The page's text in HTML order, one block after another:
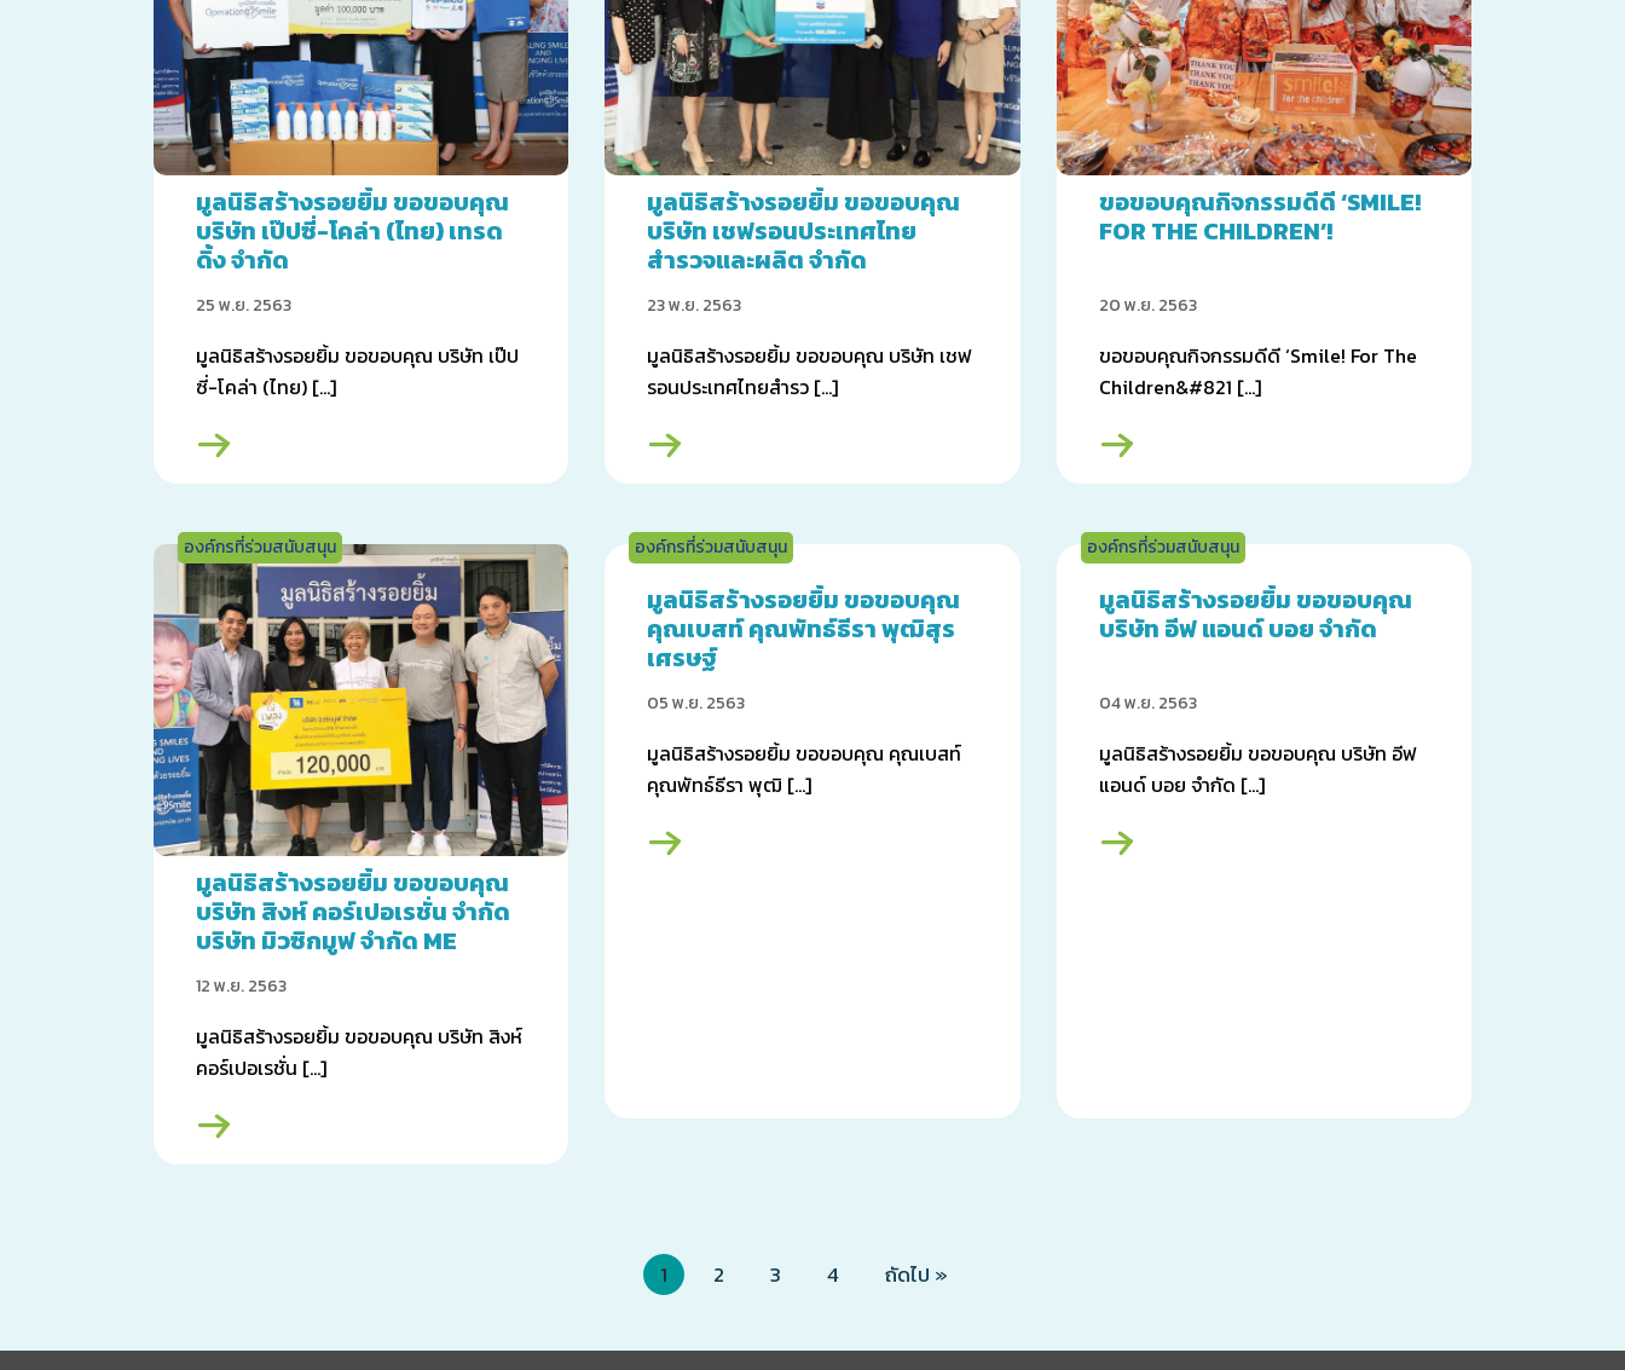
มูลนิธิสร้างรอยยิ้ม ขอขอบคุณ
บริษัท เป๊ปซี่-โคล่า (ไทย) เทรด
ดิ้ง จำกัด
25 พ.ย. 2563
มูลนิธิสร้างรอยยิ้ม ขอขอบคุณ บริษัท เป๊ป
ซี่-โคล่า (ไทย) […]
มูลนิธิสร้างรอยยิ้ม ขอขอบคุณ
บริษัท เชฟรอนประเทศไทย
สำรวจและผลิต จำกัด
23 พ.ย. 2563
มูลนิธิสร้างรอยยิ้ม ขอขอบคุณ บริษัท เชฟ
รอนประเทศไทยสำรว […]
ขอขอบคุณกิจกรรมดีดี ‘SMILE!
FOR THE CHILDREN’!
20 พ.ย. 2563
ขอขอบคุณกิจกรรมดีดี ‘Smile! For The
Children&#821 […]
องค์กรที่ร่วมสนับสนุน
มูลนิธิสร้างรอยยิ้ม ขอขอบคุณ
บริษัท สิงห์ คอร์เปอเรชั่น จำกัด
บริษัท มิวซิกมูฟ จำกัด ME
CENTRAL WORLD
12 พ.ย. 2563
มูลนิธิสร้างรอยยิ้ม ขอขอบคุณ บริษัท สิงห์
คอร์เปอเรชั่น […]
องค์กรที่ร่วมสนับสนุน
มูลนิธิสร้างรอยยิ้ม ขอขอบคุณ
คุณเบสท์ คุณพัทธ์ธีรา พุฒิสุร
เศรษฐ์
05 พ.ย. 2563
มูลนิธิสร้างรอยยิ้ม ขอขอบคุณ คุณเบสท์
คุณพัทธ์ธีรา พุฒิ […]
องค์กรที่ร่วมสนับสนุน
มูลนิธิสร้างรอยยิ้ม ขอขอบคุณ
บริษัท อีฟ แอนด์ บอย จำกัด
04 พ.ย. 2563
มูลนิธิสร้างรอยยิ้ม ขอขอบคุณ บริษัท อีฟ
แอนด์ บอย จำกัด […]
1 2 3 4 ถัดไป »